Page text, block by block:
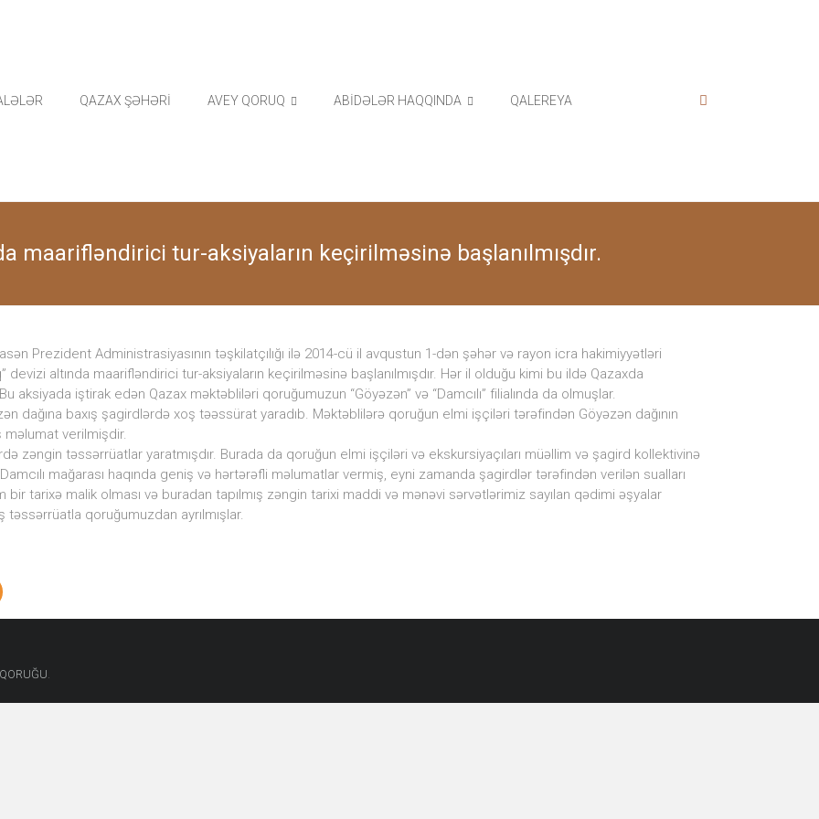
QAZAX ŞƏHƏRİ AVEY QORUQ ABİDƏLƏR HAQQINDA QALEREYA
maarifləndirici tur-aksiyaların keçirilməsinə başlanılmışdır.
Prezident Administrasiyasının təşkilatçılığı ilə 2014-cü il avqustun 1-dən şəhər və rayon icra hakimiyyətləri
devizi altında maarifləndirici tur-aksiyaların keçirilməsinə başlanılmışdır. Hər il olduğu kimi bu ildə Qazaxda
iştirak edən Qazax məktəbliləri qoruğumuzun “Göyəzən” və “Damcılı” filialında da olmuşlar.
dağına baxış şagirdlərdə xoş təəssürat yaradıb. Məktəblilərə qoruğun elmi işçiləri tərəfindən Göyəzən dağının
məlumat verilmişdir.
zəngin təssərrüatlar yaratmışdır. Burada da qoruğun elmi işçiləri və ekskursiyaçıları müəllim və şagird kollektivinə
mağarası haqında geniş və hərtərəfli məlumatlar vermiş, eyni zamanda şagirdlər tərəfindən verilən sualları
bir tarixə malik olması və buradan tapılmış zəngin tarixi maddi və mənəvi sərvətlərimiz sayılan qədimi əşyalar
qoruğumuzdan ayrılmışlar.